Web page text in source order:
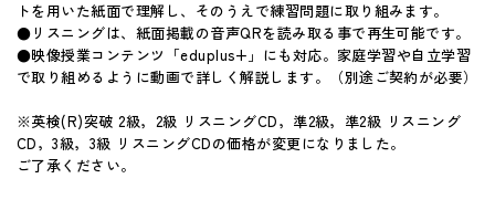
ソフトウェアご登録フォーム
製品サポートページ
大学入学共通テスト 試験問題データベース
トを用いた紙面で理解し、そのうえで練習問題に取り組みます。
●リスニングは、紙面掲載の音声QRを読み取る事で再生可能です。
●映像授業コンテンツ「eduplus+」にも対応。家庭学習や自立学習
で取り組めるように動画で詳しく解説します。（別途ご契約が必要）
※英検(R)突破 2級，2級 リスニングCD，準2級，準2級 リスニング
CD，3級，3級 リスニングCDの価格が変更になりました。
ご了承ください。